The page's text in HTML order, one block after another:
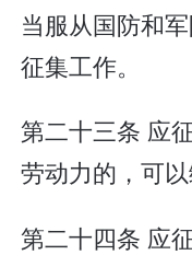
当服从国防和
征集工作。
第二十三条 应
劳动力的，可以
第二十四条 应